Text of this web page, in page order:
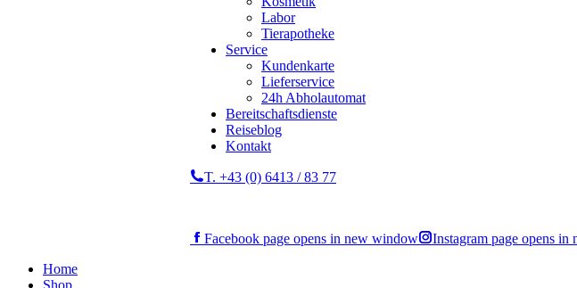
Labor
Tierapotheke
Service
Kundenkarte
Lieferservice
24h Abholautomat
Bereitschaftsdienste
Reiseblog
Kontakt
T. +43 (0) 6413 / 83 77
Facebook page opens in new window
Instagram page opens
Home
Shop